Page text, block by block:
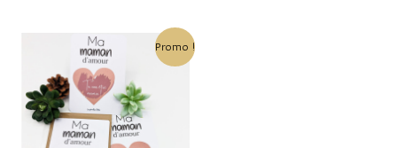
Promo !
initial
était :
3,50€.
Le
prix
actuel
est :
2,80€.